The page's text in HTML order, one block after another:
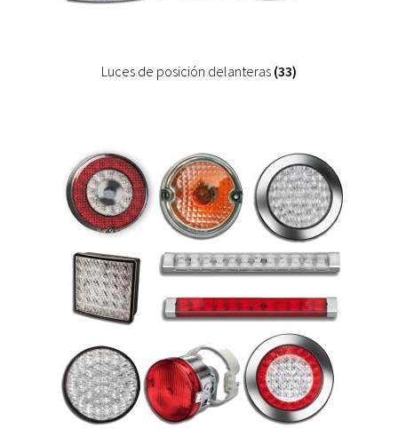
Luces de posición delanteras (33)